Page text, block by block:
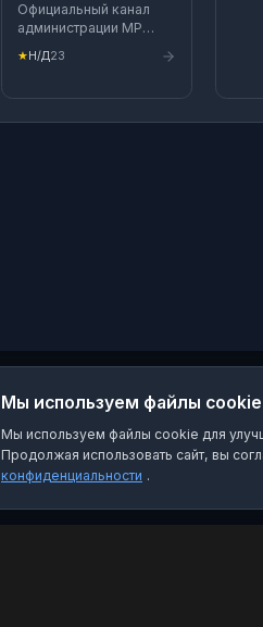
Официальный канал
администрации МР
"Ботлихский район"
★Н/Д23
Мы используем файлы cookie
Мы используем файлы cookie для
Продолжая использовать сайт, вы
конфиденциальности .